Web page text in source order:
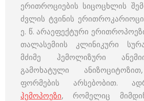
ერითროციების სიცოცხლის
ძვლის ტვინის
ე. წ. არაეფექტური
თალასემიის კლინიკური
მძიმე ჰემოლიზური
გამოხატული
ფორმების არსებობით.
ჰემოპოეზი, რომელიც